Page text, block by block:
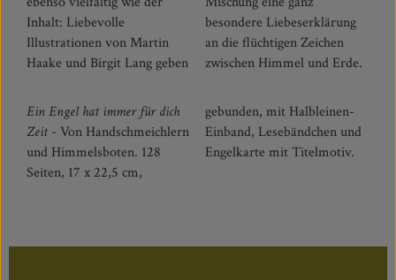
Inhalt: Liebevolle
Illustrationen von Martin
Haake und Birgit Lang geben
besondere Liebeserklärung
an die flüchtigen Zeichen
zwischen Himmel und Erde.
Ein Engel hat immer für dich
Zeit - Von Handschmeichlern
und Himmelsboten. 128
Seiten, 17 x 22,5 cm,
gebunden, mit Halbleinen-
Einband, Lesebändchen und
Engelkarte mit Titelmotiv.